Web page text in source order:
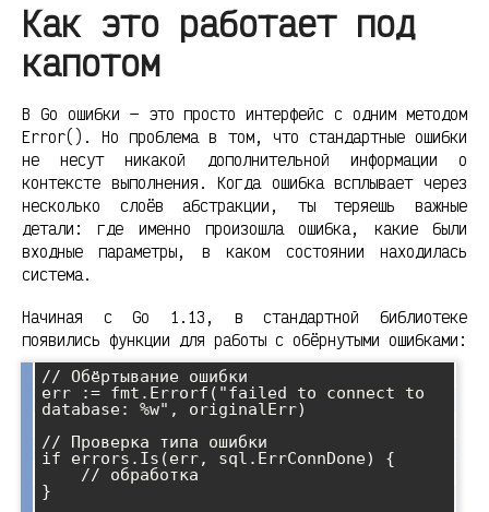
Как это работает под
капотом
В Go ошибки — это просто интерфейс с одним методом
Error(). Но проблема в том, что стандартные ошибки
не несут никакой дополнительной информации о
контексте выполнения. Когда ошибка всплывает через
несколько слоёв абстракции, ты теряешь важные
детали: где именно произошла ошибка, какие были
входные параметры, в каком состоянии находилась
система.
Начиная с Go 1.13, в стандартной библиотеке
появились функции для работы с обёрнутыми ошибками:
// Обёртывание ошибки
err := fmt.Errorf("failed to connect to
database: %w", originalErr)
// Проверка типа ошибки
if errors.Is(err, sql.ErrConnDone) {
}